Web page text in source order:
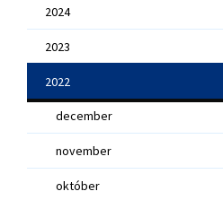
2024
2023
2022
december
november
október